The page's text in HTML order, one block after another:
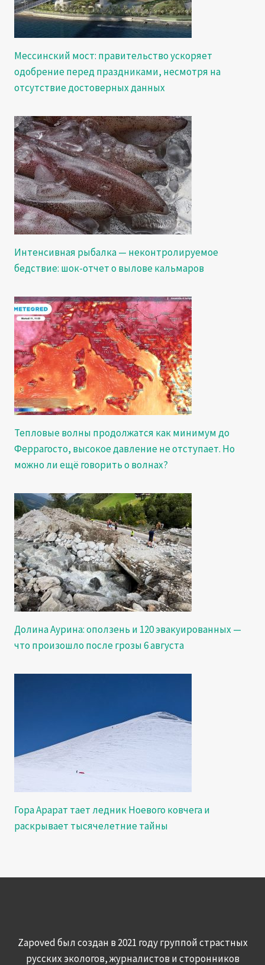
Мессинский мост: правительство ускоряет
одобрение перед праздниками, несмотря на
отсутствие достоверных данных
Интенсивная рыбалка — неконтролируемое
бедствие: шок-отчет о вылове кальмаров
Тепловые волны продолжатся как минимум до
Феррагосто, высокое давление не отступает. Но
можно ли ещё говорить о волнах?
Долина Аурина: оползень и 120 эвакуированных —
что произошло после грозы 6 августа
Гора Арарат тает ледник Ноевого ковчега и
раскрывает тысячелетние тайны
Zapoved был создан в 2021 году группой страстных
русских экологов, журналистов и сторонников